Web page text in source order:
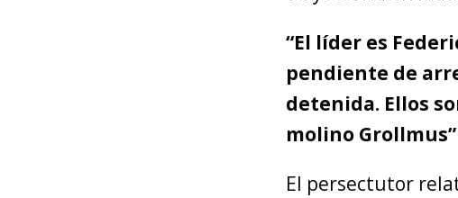
“El líder es
pendiente de
detenida. Ellos
molino Grollmus”
El persectutor